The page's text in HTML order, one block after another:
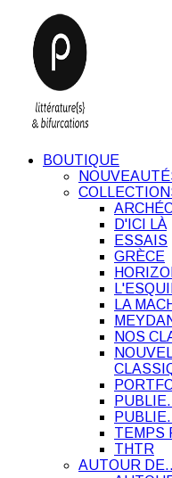
BOUTIQUE
D'ICI LÀ
ESSAIS
GRÈCE
LA
NOS
TEMPS
THTR
AUTOUR